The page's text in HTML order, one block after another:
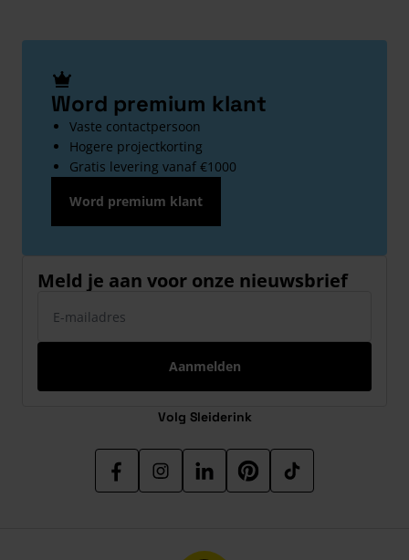
Word premium klant
Vaste contactpersoon
Hogere projectkorting
Gratis levering vanaf €1000
Word premium klant
Meld je aan voor onze nieuwsbrief
Aanmelden
Volg Sleiderink